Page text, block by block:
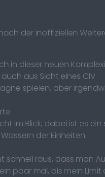
der inoffiziellen
in dieser neuen
aus Sicht eines CIV
spielen, aber
im Blick, dabei ist es ein
der Einheiten.
schnell raus, dass man
paar mal, bis mein